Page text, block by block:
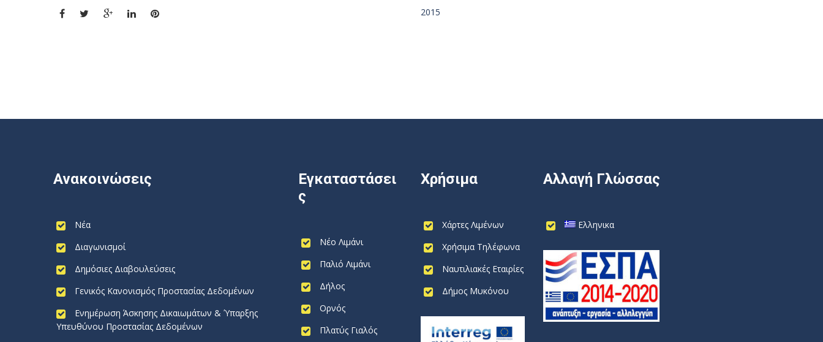
2015
Ανακοινώσεις
Νέα
Διαγωνισμοί
Δημόσιες Διαβουλεύσεις
Γενικός Κανονισμός Προστασίας Δεδομένων
Ενημέρωση Άσκησης Δικαιωμάτων & Ύπαρξης
Υπευθύνου Προστασίας Δεδομένων
Εγκαταστάσει
ς
Νέο Λιμάνι
Παλιό Λιμάνι
Δήλος
Ορνός
Πλατύς Γιαλός
Χρήσιμα
Χάρτες Λιμένων
Χρήσιμα Τηλέφωνα
Ναυτιλιακές Εταιρίες
Δήμος Μυκόνου
Αλλαγή Γλώσσας
Ελληνικα